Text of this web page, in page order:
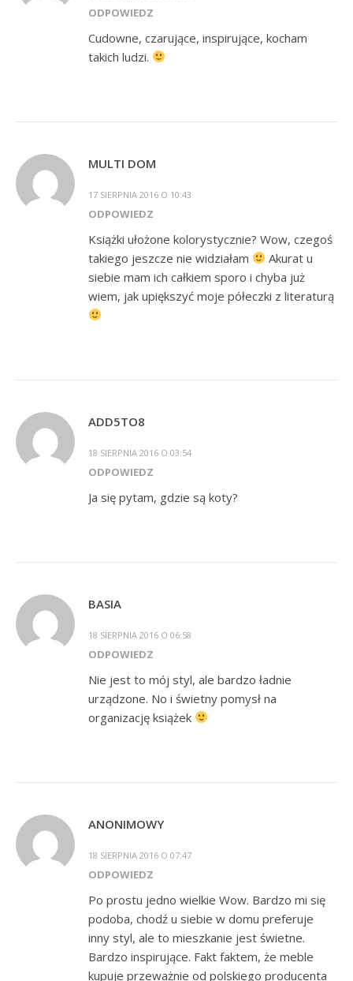
ODPOWIEDZ
Cudowne, czarujące, inspirujące, kocham
takich ludzi.
MULTI DOM
17 SIERPNIA 2016 O 10:43
ODPOWIEDZ
Książki ułożone kolorystycznie? Wow, czegoś
takiego jeszcze nie widziałam
Akurat u
siebie mam ich całkiem sporo i chyba już
wiem, jak upiększyć moje półeczki z literaturą
ADD5TO8
18 SIERPNIA 2016 O 03:54
ODPOWIEDZ
Ja się pytam, gdzie są koty?
BASIA
18 SIERPNIA 2016 O 06:58
ODPOWIEDZ
Nie jest to mój styl, ale bardzo ładnie
urządzone. No i świetny pomysł na
organizację książek
ANONIMOWY
18 SIERPNIA 2016 O 07:47
ODPOWIEDZ
Po prostu jedno wielkie Wow. Bardzo mi się
podoba, chodź u siebie w domu preferuje
inny styl, ale to mieszkanie jest świetne.
Bardzo inspirujące. Fakt faktem, że meble
kupuje przeważnie od polskiego producenta